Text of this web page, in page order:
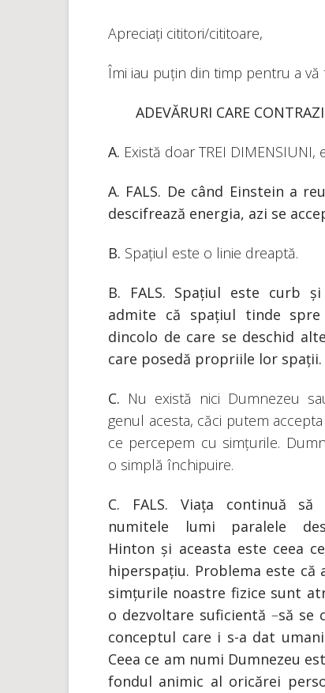
Apreciați cititori/cititoare,
Îmi iau puțin din timp pentru a
ADEVĂRURI CARE
A. Există doar TREI
A. FALS. De când Einstein a
descifrează energia, azi se
B. Spațiul este o linie dreaptă.
B. FALS. Spațiul este curb
admite că spațiul tinde
dincolo de care se deschid
care posedă propriile lor spații.
C. Nu există nici Dumnezeu
genul acesta, căci putem
ce percepem cu simțurile.
o simplă închipuire.
C.
FALS. Viața continuă
numitele lumi paralele
Hinton și aceasta este ceea
hiperspațiu. Problema este că
simțurile noastre fizice sunt
o dezvoltare suficientă–să se
conceptul care i s-a dat
Ceea ce am numi Dumnezeu
fondul animic al oricărei